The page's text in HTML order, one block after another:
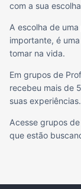
com a sua
A escolha de
importante, é
tomar na vida.
Em grupos de
recebeu mais de
suas experiências.
Acesse grupos
que estão